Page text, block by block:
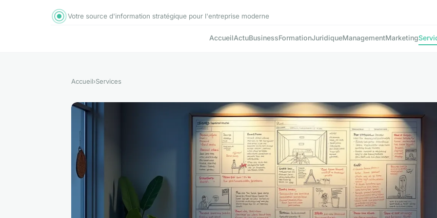
Votre source d'information stratégique pour l'entreprise moderne
AccueilActuBusinessFormationJuridiqueManagementMarketing
Accueil›Services